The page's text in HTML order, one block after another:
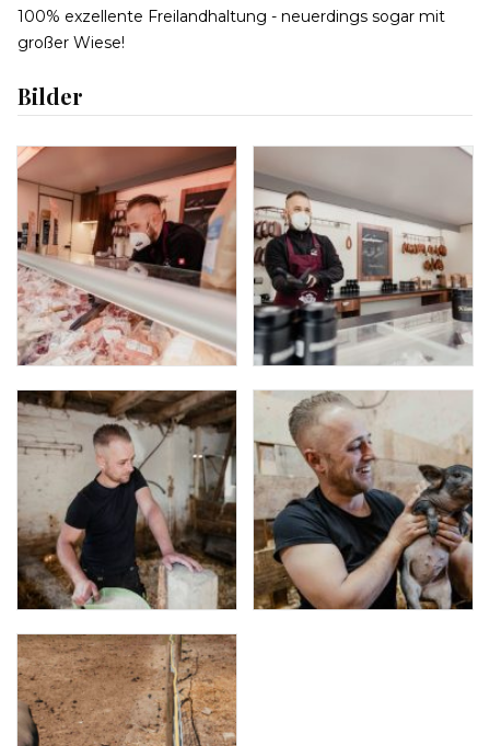
100% exzellente Freilandhaltung - neuerdings sogar mit
großer Wiese!
Bilder